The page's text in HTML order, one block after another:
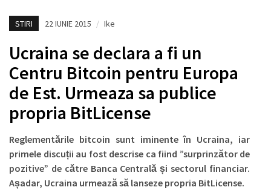
STIRI 22 IUNIE 2015 / Ike
Ucraina se declara a fi un
Centru Bitcoin pentru Europa
de Est. Urmeaza sa publice
propria BitLicense
Reglementările bitcoin sunt iminente în Ucraina, iar
primele discuții au fost descrise ca fiind ”surprinzător de
pozitive” de către Banca Centrală și sectorul financiar.
Așadar, Ucraina urmează să lanseze propria BitLicense.